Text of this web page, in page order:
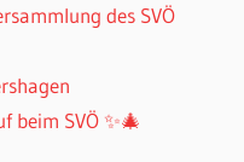
des SVÖ
beim SVÖ ✨🎄